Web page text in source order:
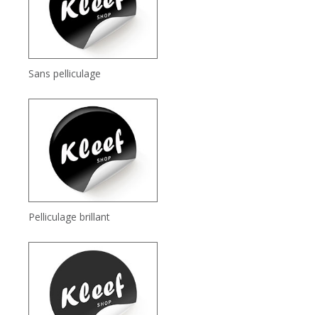
Sans pelliculage
Pelliculage brillant